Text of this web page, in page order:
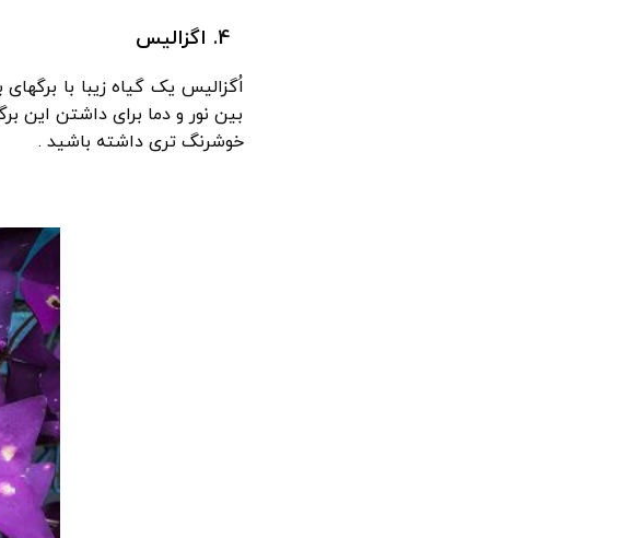
اُگزالیس یک گیاه زیبا با
بین نور و دما برای داشتن این
خوشرنگ تری داشته باشید .